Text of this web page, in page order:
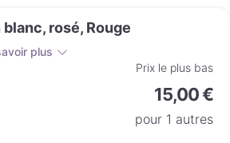
rosé, Rouge
plus
Prix le plus bas
15,00 €
pour 1 autres